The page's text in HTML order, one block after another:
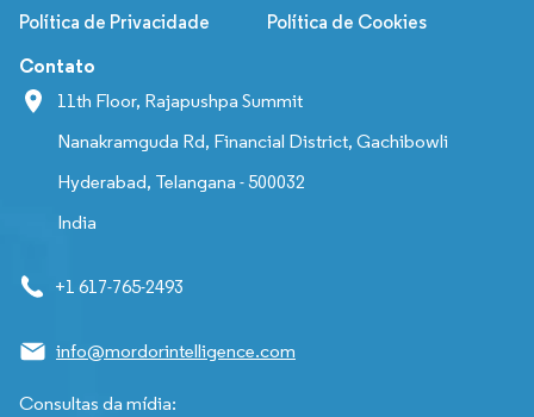
Política de Privacidade Política de Cookies
Contato
11th Floor, Rajapushpa Summit
Nanakramguda Rd, Financial District, Gachibowli
Hyderabad, Telangana - 500032
India
+1 617-765-2493
info@mordorintelligence.com
Consultas da mídia: